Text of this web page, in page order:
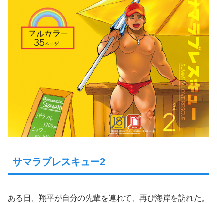
サマラブレスキュー2
ある日、翔平が自分の先輩を連れて、再び海岸を訪れた。